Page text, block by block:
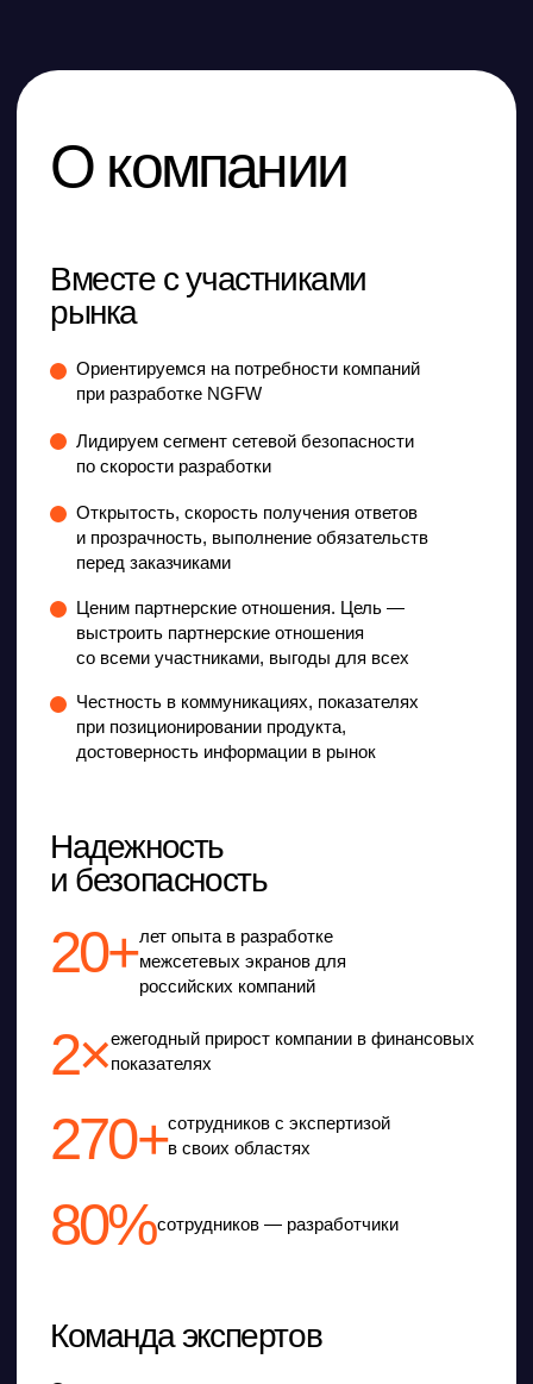
Открытость, скорость получения ответов
и прозрачность, выполнение обязательств
перед заказчиками
при разработке NGFW
Честность в коммуникациях, показателях
при позиционировании продукта,
достоверность информации в рынок
Надежность
80%сотрудников — разработчики
270+в своих областях
2×показателях
20+лет опыта в разработке
межсетевых экранов для
Команда экспертов
поддержке высококлассных
руководителей.
Антон Старовойтов
Директор по управлению
разработкой
Технический директор
Финансовый директор
Директор